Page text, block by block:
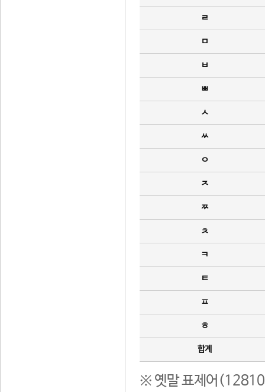
ㄹ
ㅁ
ㅂ
ㅃ
ㅅ
ㅆ
ㅇ
ㅈ
ㅉ
ㅊ
ㅋ
ㅌ
ㅍ
ㅎ
합계
※ 옛말 표제어(12810